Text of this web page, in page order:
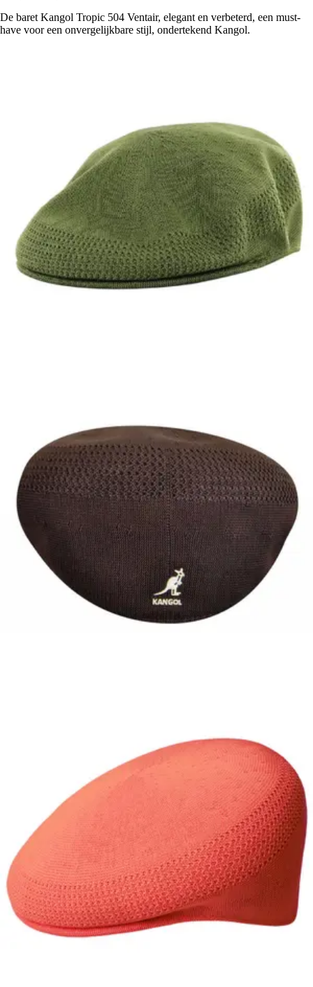
De baret Kangol Tropic 504 Ventair, elegant en verbeterd, een must-
have voor een onvergelijkbare stijl, ondertekend Kangol.